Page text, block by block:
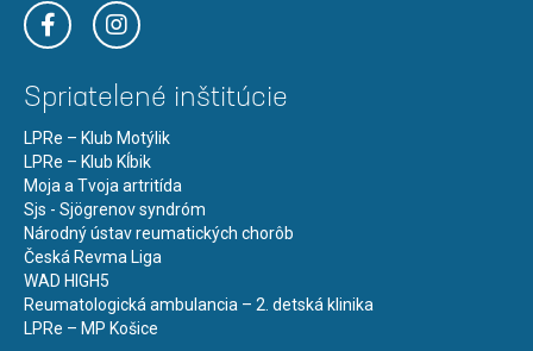
Spriatelené inštitúcie
LPRe – Klub Motýlik
LPRe – Klub Kĺbik
Moja a Tvoja artritída
Sjs - Sjögrenov syndróm
Národný ústav reumatických chorôb
Česká Revma Liga
WAD HIGH5
Reumatologická ambulancia – 2. detská klinika
LPRe – MP Košice